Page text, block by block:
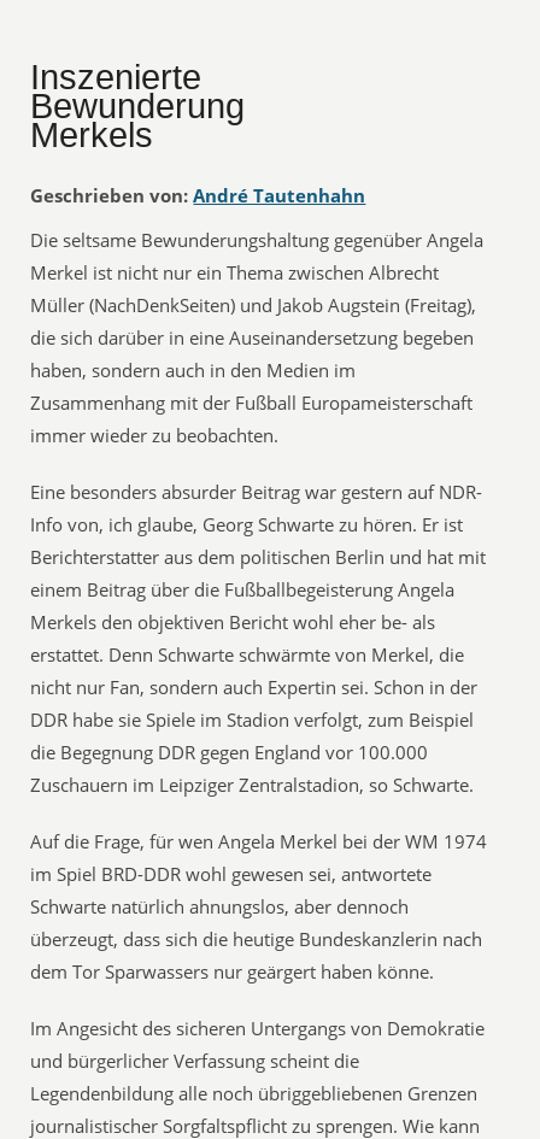
Inszenierte
Bewunderung
Merkels
Geschrieben von: André Tautenhahn
Die seltsame Bewunderungshaltung gegenüber Angela
Merkel ist nicht nur ein Thema zwischen Albrecht
Müller (NachDenkSeiten) und Jakob Augstein (Freitag),
die sich darüber in eine Auseinandersetzung begeben
haben, sondern auch in den Medien im
Zusammenhang mit der Fußball Europameisterschaft
immer wieder zu beobachten.
Eine besonders absurder Beitrag war gestern auf NDR-
Info von, ich glaube, Georg Schwarte zu hören. Er ist
Berichterstatter aus dem politischen Berlin und hat mit
einem Beitrag über die Fußballbegeisterung Angela
Merkels den objektiven Bericht wohl eher be- als
erstattet. Denn Schwarte schwärmte von Merkel, die
nicht nur Fan, sondern auch Expertin sei. Schon in der
DDR habe sie Spiele im Stadion verfolgt, zum Beispiel
die Begegnung DDR gegen England vor 100.000
Zuschauern im Leipziger Zentralstadion, so Schwarte.
Auf die Frage, für wen Angela Merkel bei der WM 1974
im Spiel BRD-DDR wohl gewesen sei, antwortete
Schwarte natürlich ahnungslos, aber dennoch
überzeugt, dass sich die heutige Bundeskanzlerin nach
dem Tor Sparwassers nur geärgert haben könne.
Im Angesicht des sicheren Untergangs von Demokratie
und bürgerlicher Verfassung scheint die
Legendenbildung alle noch übriggebliebenen Grenzen
journalistischer Sorgfaltspflicht zu sprengen. Wie kann